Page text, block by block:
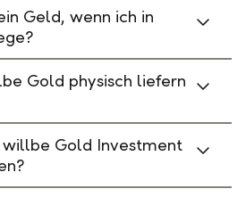
Geld, wenn ich in
Gold physisch liefern
willbe Gold Investment